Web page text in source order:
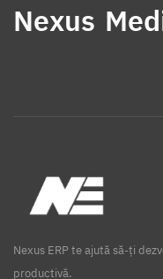
Nexus
Nexus ERP te ajută să-ți
productivă.